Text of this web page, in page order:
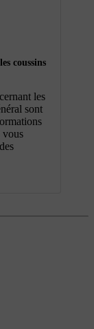
coussins
les
sont
vous